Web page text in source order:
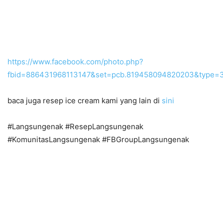
https://www.facebook.com/photo.php?
baca juga resep ice cream kami yang lain di sini
#Langsungenak #ResepLangsungenak
#KomunitasLangsungenak #FBGroupLangsungenak